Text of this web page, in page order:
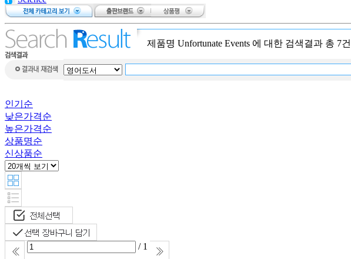
[중고샵] 명절 편의점 택배 배송안내
[중고샵] 2019년 11월 무이자 할부 안내
brain puzzle
bike
Atalanta: The
Race Against
Little
Learner Packets
this is ilon
man
Warriors
All about
맥스 앤 루
비
제품명 Unfortunate Events 에 대한 검색결과 총 7건
인기순
낮은가격순
높은가격순
상품명순
신상품순
/ 1